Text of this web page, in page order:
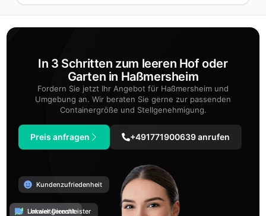
In 3 Schritten zum leeren Hof oder
Garten in Haßmersheim
Fordern Sie jetzt Ihr Angebot für Haßmersheim und
Umgebung an. Wir beraten Sie gerne zur passenden
Containergröße und Stellgenehmigung.
Preis anfragen +491771900639 anrufen
Kundenzufriedenheit
Umweltgerecht
Lokaler Dienstleister